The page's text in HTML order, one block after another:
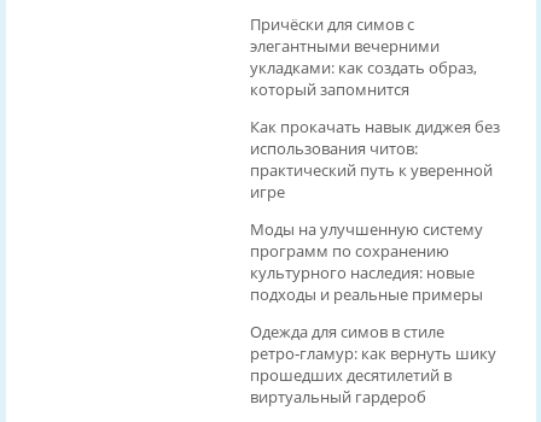
Причёски для симов с
элегантными вечерними
укладками: как создать образ,
который запомнится
Как прокачать навык диджея без
использования читов:
практический путь к уверенной
игре
Моды на улучшенную систему
программ по сохранению
культурного наследия: новые
подходы и реальные примеры
Одежда для симов в стиле
ретро‑гламур: как вернуть шику
прошедших десятилетий в
виртуальный гардероб